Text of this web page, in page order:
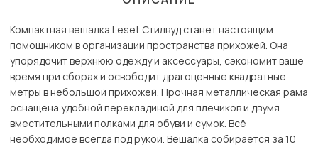
Компактная вешалка Leset Стилвуд станет настоящим
помощником в организации пространства прихожей. Она
упорядочит верхнюю одежду и аксессуары, сэкономит ваше
время при сборах и освободит драгоценные квадратные
метры в небольшой прихожей. Прочная металлическая рама
оснащена удобной перекладиной для плечиков и двумя
вместительными полками для обуви и сумок. Всё
необходимое всегда под рукой. Вешалка собирается за 10